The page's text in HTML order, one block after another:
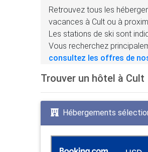
Retrouvez tous les
vacances à Cult ou à
Les stations de ski sont
Vous recherchez
consultez les offres de
Trouver un hôtel à Cult
Hébergements